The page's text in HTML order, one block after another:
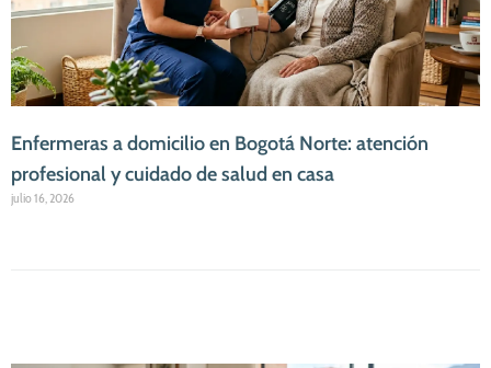
Enfermeras a domicilio en Bogotá Norte: atención
profesional y cuidado de salud en casa
julio 16, 2026